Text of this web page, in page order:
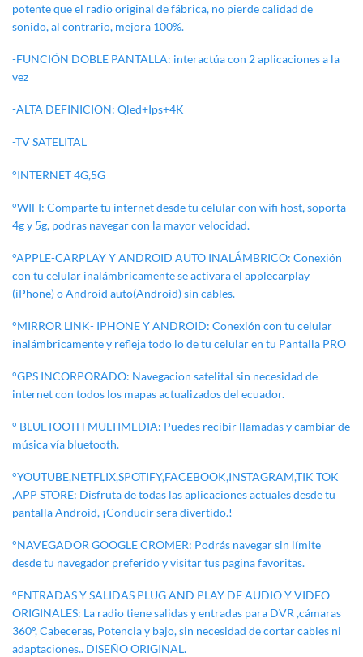
potente que el radio original de fábrica, no pierde calidad de
sonido, al contrario, mejora 100%.
-FUNCIÓN DOBLE PANTALLA: interactúa con 2 aplicaciones a la
vez
-ALTA DEFINICION: Qled+Ips+4K
-TV SATELITAL
°INTERNET 4G,5G
°WIFI: Comparte tu internet desde tu celular con wifi host, soporta
4g y 5g, podras navegar con la mayor velocidad.
°APPLE-CARPLAY Y ANDROID AUTO INALÁMBRICO: Conexión
con tu celular inalámbricamente se activara el applecarplay
(iPhone) o Android auto(Android) sin cables.
°MIRROR LINK- IPHONE Y ANDROID: Conexión con tu celular
inalámbricamente y refleja todo lo de tu celular en tu Pantalla PRO
°GPS INCORPORADO: Navegacion satelital sin necesidad de
internet con todos los mapas actualizados del ecuador.
° BLUETOOTH MULTIMEDIA: Puedes recibir llamadas y cambiar de
música vía bluetooth.
°YOUTUBE,NETFLIX,SPOTIFY,FACEBOOK,INSTAGRAM,TIK TOK
,APP STORE: Disfruta de todas las aplicaciones actuales desde tu
pantalla Android, ¡Conducir sera divertido.!
°NAVEGADOR GOOGLE CROMER: Podrás navegar sin límite
desde tu navegador preferido y visitar tus pagina favoritas.
°ENTRADAS Y SALIDAS PLUG AND PLAY DE AUDIO Y VIDEO
ORIGINALES: La radio tiene salidas y entradas para DVR ,cámaras
360°, Cabeceras, Potencia y bajo, sin necesidad de cortar cables ni
adaptaciones.. DISEÑO ORIGINAL.